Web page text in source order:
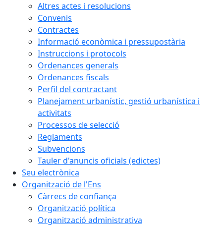
Altres actes i resolucions
Convenis
Contractes
Informació econòmica i pressupostària
Instruccions i protocols
Ordenances generals
Ordenances fiscals
Perfil del contractant
Planejament urbanístic, gestió urbanística i
activitats
Processos de selecció
Reglaments
Subvencions
Tauler d'anuncis oficials (edictes)
Seu electrònica
Organització de l'Ens
Càrrecs de confiança
Organització política
Organització administrativa